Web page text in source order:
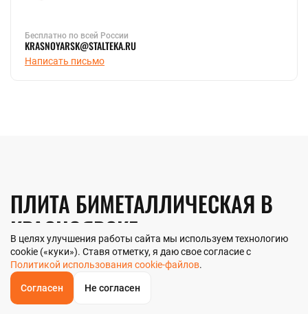
ОБРАТНЫЙЗВОНОК
Бесплатно по всей России
KRASNOYARSK@STALTEKA.RU
Написать письмо
ПЛИТА БИМЕТАЛЛИЧЕСКАЯ В
КРАСНОЯРСКЕ
Компания «Стальтека» — поставщик металлопроката с
собственным складом и производством в Красноярске. В
наличии более 130 видов металлопроката и 70 наименований
металлоизделий — черный, цветной и нержавеющий прокат
Главная
В целях улучшения работы сайта мы используем технологию
cookie («куки»). Ставя отметку, я даю свое согласие с
Политикой использования cookie-файлов.
Согласен Не согласен